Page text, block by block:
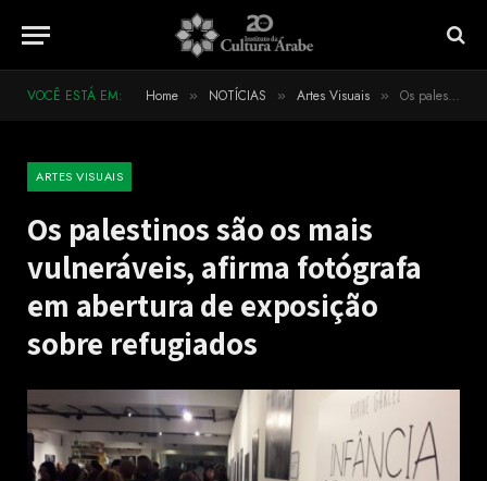
VOCÊ ESTÁ EM: Home » NOTÍCIAS » Artes Visuais » Os palestinos são os mais vulneráveis, afirma fotógrafa em abertura de exposição sobre refugiados
ARTES VISUAIS
Os palestinos são os mais
vulneráveis, afirma fotógrafa
em abertura de exposição
sobre refugiados